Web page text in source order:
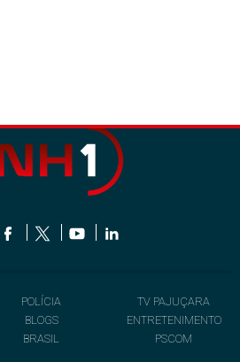
POLÍCIA
BLOGS
BRASIL
TV PAJUÇARA
ENTRETENIMENTO
PSCOM